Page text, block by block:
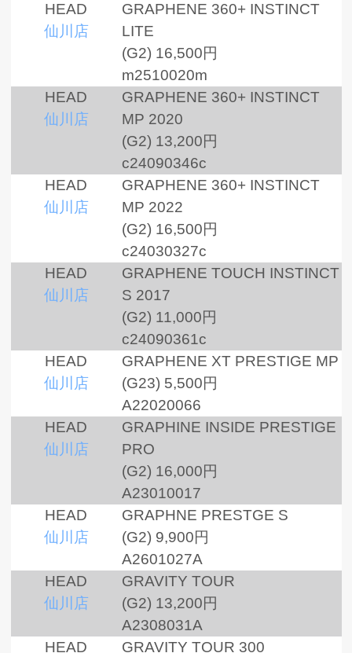
HEAD
仙川店
GRAPHENE 360+ INSTINCT
LITE
(G2) 16,500円
m2510020m
HEAD
仙川店
GRAPHENE 360+ INSTINCT
MP 2020
(G2) 13,200円
c24090346c
HEAD
仙川店
GRAPHENE 360+ INSTINCT
MP 2022
(G2) 16,500円
c24030327c
HEAD
仙川店
GRAPHENE TOUCH INSTINCT
S 2017
(G2) 11,000円
c24090361c
HEAD
仙川店
GRAPHENE XT PRESTIGE MP
(G23) 5,500円
A22020066
HEAD
仙川店
GRAPHINE INSIDE PRESTIGE
PRO
(G2) 16,000円
A23010017
HEAD
仙川店
GRAPHNE PRESTGE S
(G2) 9,900円
A2601027A
HEAD
仙川店
GRAVITY TOUR
(G2) 13,200円
A2308031A
HEAD
GRAVITY TOUR 300